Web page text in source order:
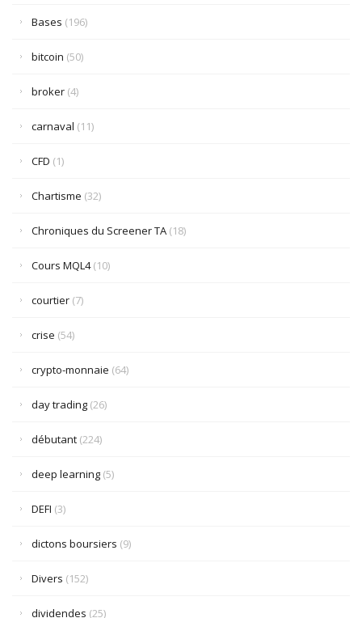
Bases (196)
bitcoin (50)
broker (4)
carnaval (11)
CFD (1)
Chartisme (32)
Chroniques du Screener TA (18)
Cours MQL4(10)
courtier (7)
crise (54)
crypto-monnaie (64)
day trading (26)
débutant (224)
deep learning (5)
DEFI (3)
dictons boursiers (9)
Divers (152)
dividendes (25)